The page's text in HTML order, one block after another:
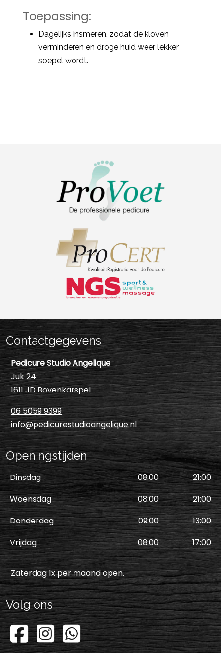
Toepassing:
Dagelijks insmeren, zodat de kloven
verminderen en droge huid weer lekker
soepel wordt.
Contactgegevens
Pedicure Studio Angelique
Juk 24
1611 JD Bovenkarspel
06 5059 9399
info@pedicurestudioangelique.nl
Openingstijden
Dinsdag 08:00
21:00
Woensdag
08:00
21:00
Donderdag
09:00
13:00
Vrijdag
08:00 17:00
Zaterdag 1x per maand open.
Volg ons